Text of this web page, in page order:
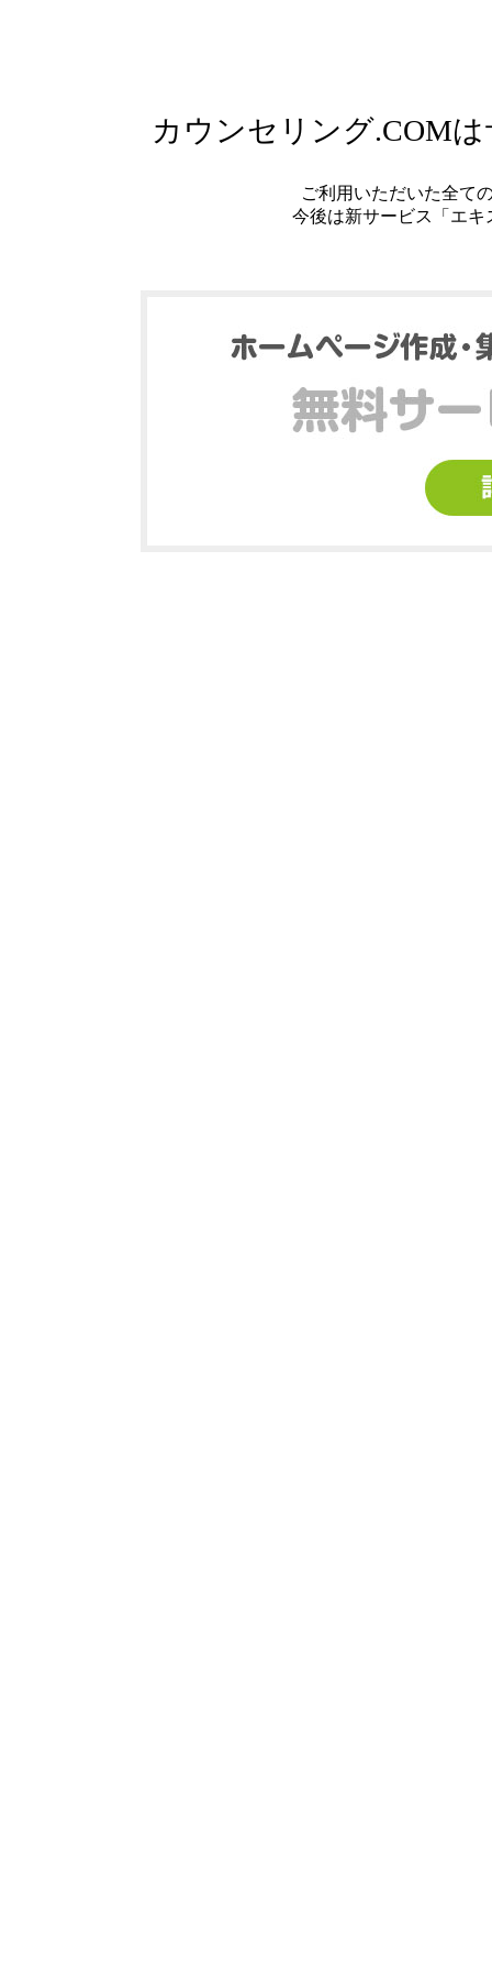
カウンセリング.COM
ご利用いただいた全て
今後は新サービス「エ